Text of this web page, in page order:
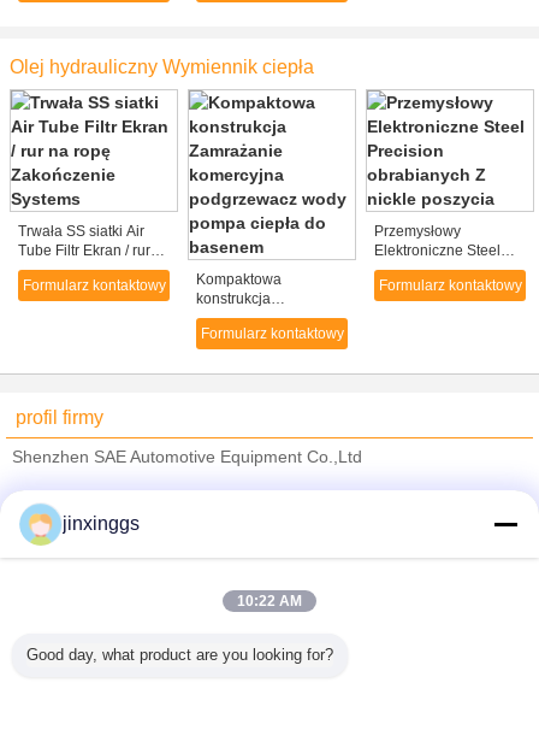
Olej hydrauliczny Wymiennik ciepła
Trwała SS siatki Air
Tube Filtr Ekran / rur
na ropę Zakończenie
Systems
Formularz kontaktowy
Kompaktowa
konstrukcja
Zamrażanie
komercyjna
pompa ciepła do
Formularz kontaktowy
Przemysłowy
Elektroniczne Steel
Precision obrabianych
Z nickle poszycia
Formularz kontaktowy
profil firmy
Shenzhen SAE Automotive Equipment Co.,Ltd
Trust Seal
Wszystkie produkty
jinxinggs
10:22 AM
Good day, what product are you looking for?